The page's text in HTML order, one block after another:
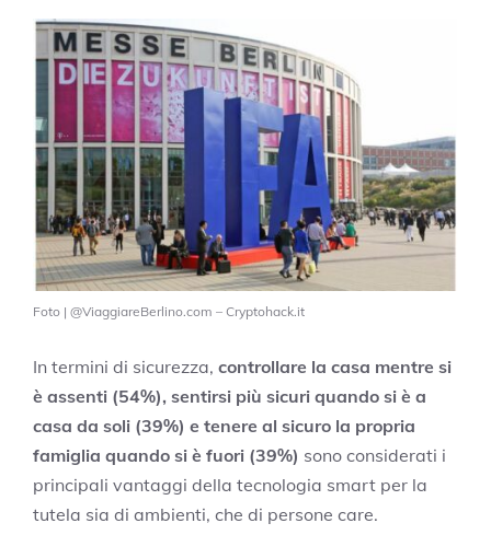
Foto | @ViaggiareBerlino.com – Cryptohack.it
In termini di sicurezza, controllare la casa mentre si
è assenti (54%), sentirsi più sicuri quando si è a
casa da soli (39%) e tenere al sicuro la propria
famiglia quando si è fuori (39%) sono considerati i
principali vantaggi della tecnologia smart per la
tutela sia di ambienti, che di persone care.